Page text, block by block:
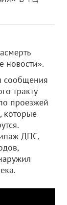
новости».
сообщения
тракту
проезжей
которые
ДПС,